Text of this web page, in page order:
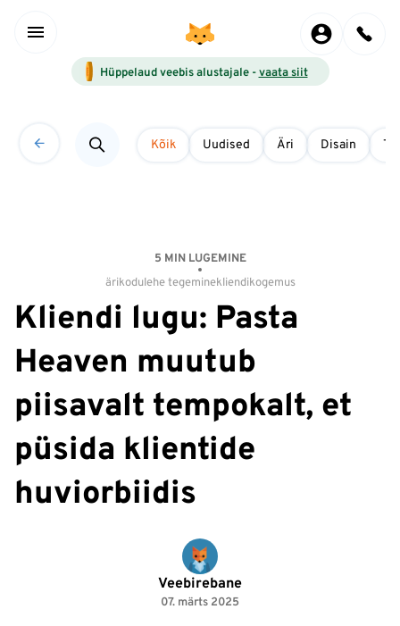
Hüppelaud veebis alustajale -vaata siit
Kõik Uudised Äri Disain
5 MIN LUGEMINE
ärikodulehe tegeminekliendikogemus
Kliendi lugu: Pasta
Heaven muutub
piisavalt tempokalt, et
püsida klientide
huviorbiidis
Veebirebane
07. märts 2025